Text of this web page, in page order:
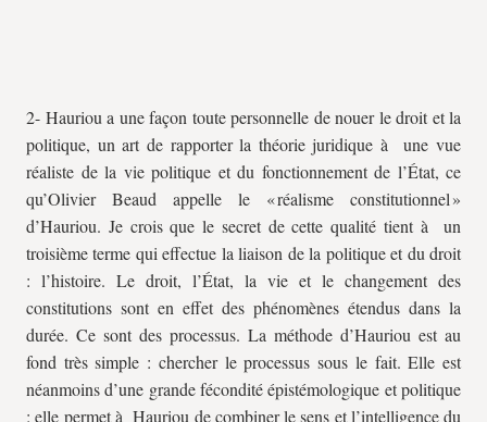
2- Hauriou a une façon toute personnelle de nouer le droit et la
politique, un art de rapporter la théorie juridique à une vue
réaliste de la vie politique et du fonctionnement de l’État, ce
qu’Olivier Beaud appelle le « réalisme constitutionnel »
d’Hauriou. Je crois que le secret de cette qualité tient à un
troisième terme qui effectue la liaison de la politique et du droit
: l’histoire. Le droit, l’État, la vie et le changement des
constitutions sont en effet des phénomènes étendus dans la
durée. Ce sont des processus. La méthode d’Hauriou est au
fond très simple : chercher le processus sous le fait. Elle est
néanmoins d’une grande fécondité épistémologique et politique
: elle permet à Hauriou de combiner le sens et l’intelligence du